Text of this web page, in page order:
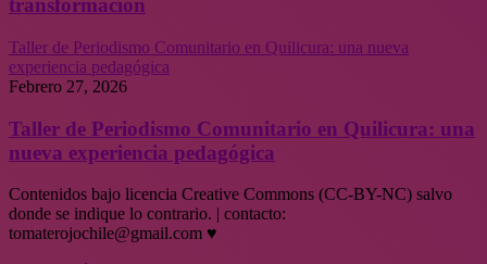
transformación
Taller de Periodismo Comunitario en Quilicura: una nueva
experiencia pedagógica
Febrero 27, 2026
Taller de Periodismo Comunitario en Quilicura: una
nueva experiencia pedagógica
Contenidos bajo licencia Creative Commons (CC-BY-NC) salvo
donde se indique lo contrario. | contacto:
tomaterojochile@gmail.com ♥